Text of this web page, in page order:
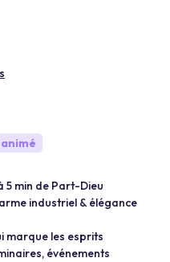
5 min de Part-Dieu
industriel & élégance
marque les esprits
événements